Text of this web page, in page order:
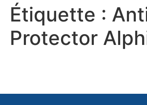
Étiquette :
Protector